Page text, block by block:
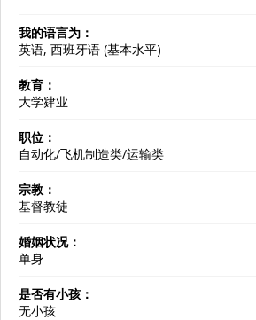
我的语言为：
英语, 西班牙语 (基本水平)
教育：
大学肄业
职位：
自动化/飞机制造类/运输类
宗教：
基督教徒
婚姻状况：
单身
是否有小孩：
无小孩